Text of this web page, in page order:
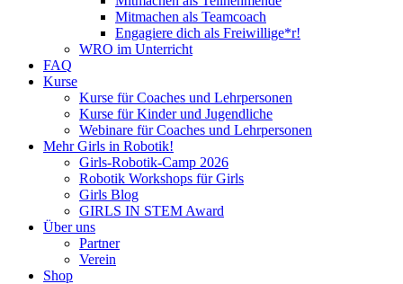
Mitmachen als Teamcoach
Engagiere dich als Freiwillige*r!
WRO im Unterricht
FAQ
Kurse
Kurse für Coaches und Lehrpersonen
Kurse für Kinder und Jugendliche
Webinare für Coaches und Lehrpersonen
Mehr Girls in Robotik!
Girls-Robotik-Camp 2026
Robotik Workshops für Girls
Girls Blog
GIRLS IN STEM Award
Über uns
Partner
Verein
Shop